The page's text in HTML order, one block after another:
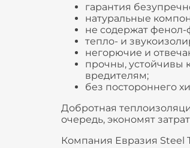
гарантия
натуральные
не содержат
тепло- и
негорючие и
прочны, устойчивы
вредителям;
без постороннего
Добротная
очередь, экономят
Компания Евразия Steel